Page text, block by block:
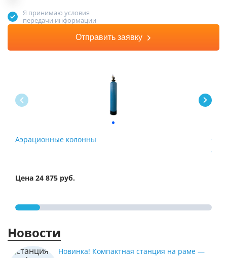
Я принимаю условия
передачи информации
Отправить заявку
Аэрационные колонны
Цена 24 875 руб.
Новости
Новинка! Компактная станция на раме —